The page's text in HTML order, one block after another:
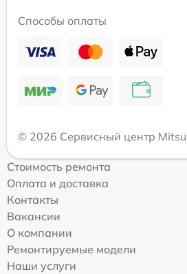
Способы оплаты
© 2026 Сервисный центр
Стоимость ремонта
Оплата и доставка
Контакты
Вакансии
О компании
Ремонтируемые модели
Наши услуги